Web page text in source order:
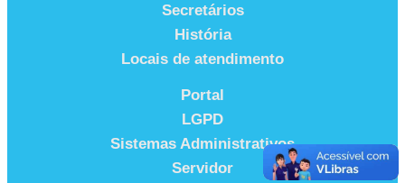
Secretários
História
Locais de atendimento
Portal
LGPD
Sistemas Administrativos
Servidor